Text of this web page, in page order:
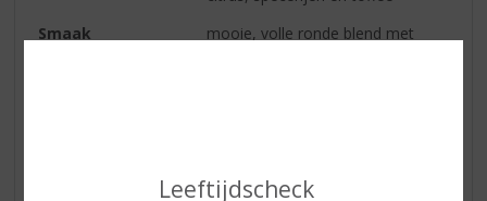
Leeftijdscheck
Smaak
mooie, volle ronde blend met
Reviews